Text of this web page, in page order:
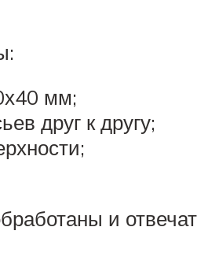
мм;
друг к другу;
и